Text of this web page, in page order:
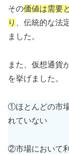
その価値は需要
り
、伝統的な法
ました。
また、仮想通貨
を挙げました。
①ほとんどの市
れていない
②市場において